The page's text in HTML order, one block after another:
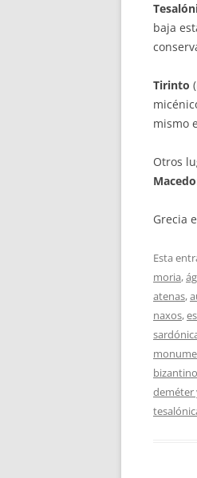
baja
Tirinto
mismo
Otros
Grecia
Esta
moria,
atenas,
naxos,
deméter